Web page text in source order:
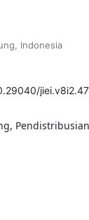
Indonesia